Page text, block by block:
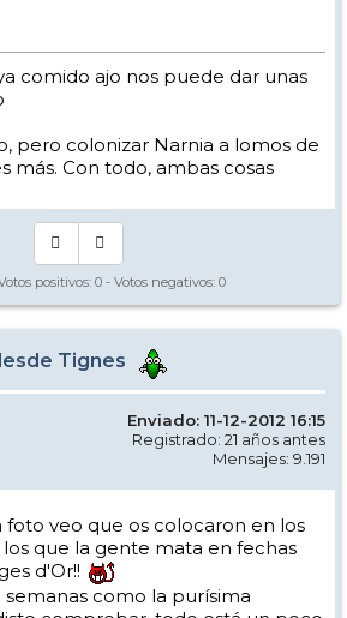
comido ajo nos puede dar unas
pero colonizar Narnia a lomos de
más. Con todo, ambas cosas
: voy de extremo a extremo
son inescrotables ...
positivos: 0 - Votos negativos: 0
Tignes
Enviado: 11-12-2012 16:15
Registrado: 21 años antes
Mensajes: 9.191
foto veo que os colocaron en los
que la gente mata en fechas
d'Or!!
semanas como la purísima